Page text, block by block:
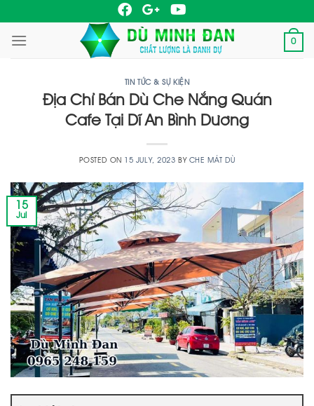
to
content
0
TIN TỨC & SỰ KIỆN
Địa Chỉ Bán Dù Che Nắng Quán
Cafe Tại Dĩ An Bình Dương
POSTED ON 15 JULY, 2023 BY CHE MÁT DÙ
15
Jul